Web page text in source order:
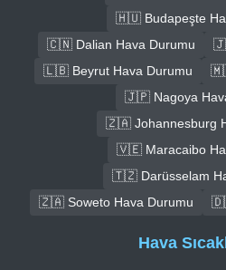
🇭🇺 Budapeşte
🇨🇳 Dalian Hava Durumu
🇱🇧 Beyrut Hava Durumu
🇯🇵 Nagoya
🇿🇦 Johannesburg
🇻🇪 Maracaibo
🇹🇿 Darüsselam
🇿🇦 Soweto Hava Durumu
Hava